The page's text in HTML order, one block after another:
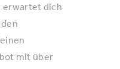
erwartet dich
mit über